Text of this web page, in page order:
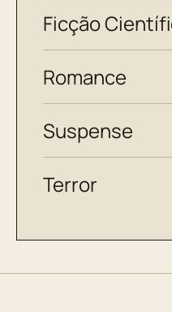
Ficção
Romance
Suspense
Terror